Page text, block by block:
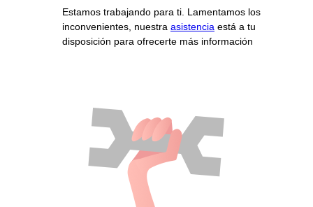
Estamos trabajando para ti. Lamentamos los
inconvenientes, nuestra asistencia está a tu
disposición para ofrecerte más información